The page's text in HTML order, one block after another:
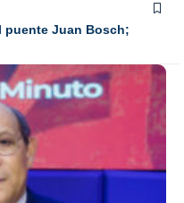
puente Juan Bosch;